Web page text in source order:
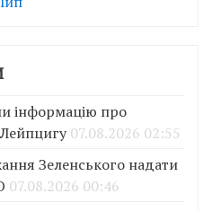
інформацію про
07.08.2026 02:55
Зеленського надати
07.08.2026 00:46